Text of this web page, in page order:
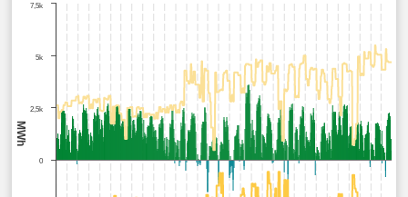
MWh
0
2,5k
5k
7,5k